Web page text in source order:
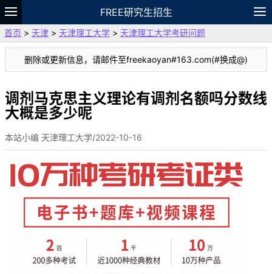
FREE研究生招生
题库
故事 专题 APP 笔记
论坛
VIP
资料
首页 > 天津 > 天津理工大学 > 天津理工大学考研问题
删除或更新信息，请邮件至freekaoyan#163.com(#换成@)
调剂马克思主义理论有调剂名额吗分数线
大概是多少呢
本站小编 天津理工大学/2022-10-16